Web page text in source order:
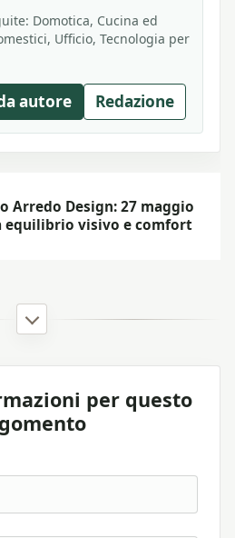
Domotica, Cucina ed
Ufficio, Tecnologia per
autore Redazione
Arredo Design: 27 maggio
equilibrio visivo e comfort
per questo